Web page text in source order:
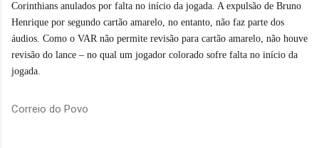
Corinthians anulados por falta no início da jogada. A expulsão de Bruno
Henrique por segundo cartão amarelo, no entanto, não faz parte dos
áudios. Como o VAR não permite revisão para cartão amarelo, não houve
revisão do lance – no qual um jogador colorado sofre falta no início da
jogada.
Correio do Povo